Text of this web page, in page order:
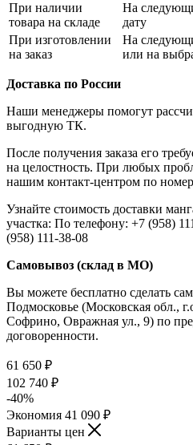
При наличии
товара на складе
На
дату
При изготовлении
на заказ
На
или на
Доставка по России
Наши менеджеры помогут
выгодную ТК.
После получения заказа его
на целостность. При любых
нашим контакт-центром по
Узнайте стоимость доставки
участка: По телефону: +7 (958)
(958) 111-38-08
Самовывоз (склад в МО)
Вы можете бесплатно сделать
Подмосковье (Московская обл.,
Софрино, Овражная ул., 9) по
договоренности.
61 650 ₽
102 740 ₽
-40%
Экономия 41 090 ₽
Варианты цен